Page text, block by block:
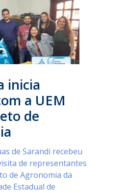
inicia
a UEM
de
de Sarandi recebeu
de representantes
de Agronomia da
Estadual de